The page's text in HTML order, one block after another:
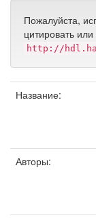
Пожалуйста,
цитировать
http://
Название:
Авторы: